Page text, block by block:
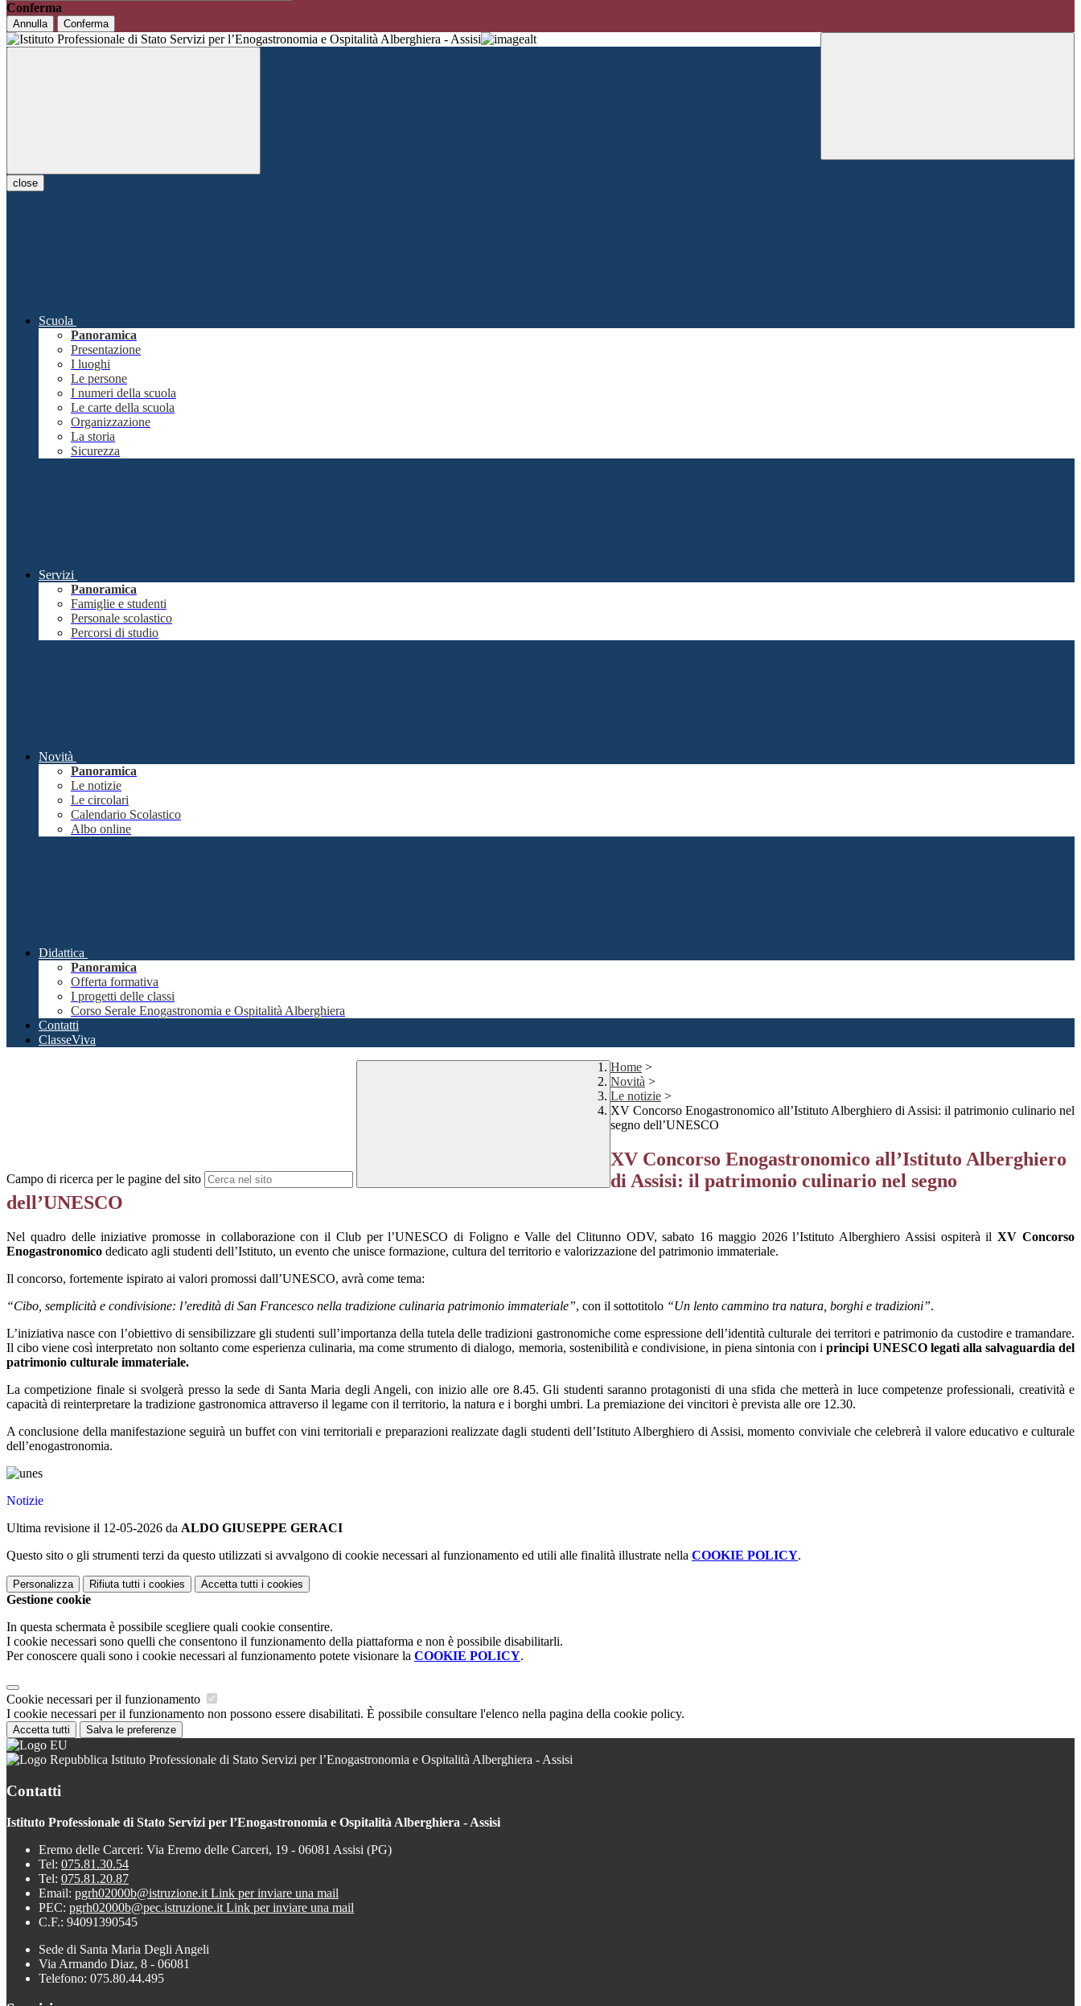
Conferma
Annulla Conferma
close
Scuola
Panoramica
Presentazione
I luoghi
Le persone
I numeri della scuola
Le carte della scuola
Organizzazione
La storia
Sicurezza
Servizi
Panoramica
Famiglie e studenti
Personale scolastico
Percorsi di studio
Novità
Panoramica
Le notizie
Le circolari
Calendario Scolastico
Albo online
Didattica
Panoramica
Offerta formativa
I progetti delle classi
Corso Serale Enogastronomia e Ospitalità Alberghiera
Contatti
ClasseViva
Campo di ricerca per le pagine del sito
Home >
Novità >
Le notizie >
XV Concorso Enogastronomico all’Istituto Alberghiero di Assisi: il patrimonio culinario nel
segno dell’UNESCO
XV Concorso Enogastronomico all’Istituto Alberghiero
di Assisi: il patrimonio culinario nel segno
dell’UNESCO
Nel quadro delle iniziative promosse in collaborazione con il Club per l’UNESCO di Foligno e Valle del Clitunno ODV, sabato 16 maggio 2026 l’Istituto Alberghiero Assisi ospiterà ilXV Concorso
Enogastronomico dedicato agli studenti dell’Istituto, un evento che unisce formazione, cultura del territorio e valorizzazione del patrimonio immateriale.
Il concorso, fortemente ispirato ai valori promossi dall’UNESCO, avrà come tema:
“Cibo, semplicità e condivisione: l’eredità di San Francesco nella tradizione culinaria patrimonio immateriale”, con il sottotitolo “Un lento cammino tra natura, borghi e tradizioni”.
L’iniziativa nasce con l’obiettivo di sensibilizzare gli studenti sull’importanza della tutela delle tradizioni gastronomiche come espressione dell’identità culturale dei territori e patrimonio da custodire e tramandare.
Il cibo viene così interpretato non soltanto come esperienza culinaria, ma come strumento di dialogo, memoria, sostenibilità e condivisione, in piena sintonia con iprincipi UNESCO legati alla salvaguardia del
patrimonio culturale immateriale.
La competizione finale si svolgerà presso la sede di Santa Maria degli Angeli, con inizio alle ore 8.45. Gli studenti saranno protagonisti di una sfida che metterà in luce competenze professionali, creatività e
capacità di reinterpretare la tradizione gastronomica attraverso il legame con il territorio, la natura e i borghi umbri. La premiazione dei vincitori è prevista alle ore 12.30.
A conclusione della manifestazione seguirà un buffet con vini territoriali e preparazioni realizzate dagli studenti dell’Istituto Alberghiero di Assisi, momento conviviale che celebrerà il valore educativo e culturale
dell’enogastronomia.
Notizie
Ultima revisione il 12-05-2026 da ALDO GIUSEPPE GERACI
Questo sito o gli strumenti terzi da questo utilizzati si avvalgono di cookie necessari al funzionamento ed utili alle finalità illustrate nella COOKIE POLICY.
Personalizza Rifiuta tutti i cookies Accetta tutti i cookies
Gestione cookie
In questa schermata è possibile scegliere quali cookie consentire.
I cookie necessari sono quelli che consentono il funzionamento della piattaforma e non è possibile disabilitarli.
Per conoscere quali sono i cookie necessari al funzionamento potete visionare la COOKIE POLICY.
Cookie necessari per il funzionamento
I cookie necessari per il funzionamento non possono essere disabilitati. È possibile consultare l'elenco nella pagina della cookie policy.
Accetta tutti Salva le preferenze
Istituto Professionale di Stato Servizi per l’Enogastronomia e Ospitalità Alberghiera - Assisi
Contatti
Istituto Professionale di Stato Servizi per l’Enogastronomia e Ospitalità Alberghiera - Assisi
Eremo delle Carceri: Via Eremo delle Carceri, 19 - 06081 Assisi (PG)
Tel: 075.81.30.54
Tel: 075.81.20.87
Email: pgrh02000b@istruzione.it Link per inviare una mail
PEC: pgrh02000b@pec.istruzione.it Link per inviare una mail
C.F.: 94091390545
Sede di Santa Maria Degli Angeli
Via Armando Diaz, 8 - 06081
Telefono: 075.80.44.495